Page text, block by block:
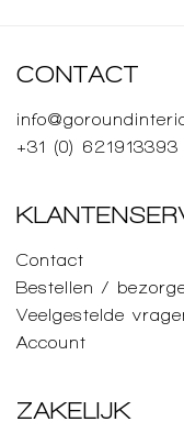
CONTACT
+31 (0) 621913393
Contact
Bestellen /
Veelgestelde
Account
ZAKELIJK